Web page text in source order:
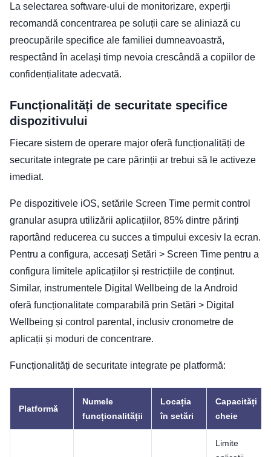
La selectarea software-ului de monitorizare, experții
recomandă concentrarea pe soluții care se aliniază cu
preocupările specifice ale familiei dumneavoastră,
respectând în același timp nevoia crescândă a copiilor de
confidențialitate adecvată.
Funcționalități de securitate specifice
dispozitivului
Fiecare sistem de operare major oferă funcționalități de
securitate integrate pe care părinții ar trebui să le activeze
imediat.
Pe dispozitivele iOS, setările Screen Time permit control
granular asupra utilizării aplicațiilor, 85% dintre părinți
raportând reducerea cu succes a timpului excesiv la ecran.
Pentru a configura, accesați Setări > Screen Time pentru a
configura limitele aplicațiilor și restricțiile de conținut.
Similar, instrumentele Digital Wellbeing de la Android
oferă funcționalitate comparabilă prin Setări > Digital
Wellbeing și control parental, inclusiv cronometre de
aplicații și moduri de concentrare.
Funcționalități de securitate integrate pe platformă:
Platformă
Numele
funcționalității
Locația
în setări
Capacități
cheie
Limite